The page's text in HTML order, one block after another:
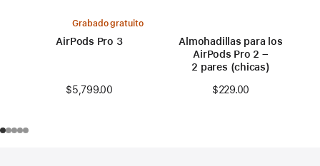
Grabado gratuito
AirPods Pro 3
$5,799.00
Almohadillas para los
AirPods Pro 2 –
2 pares (chicas)
$229.00